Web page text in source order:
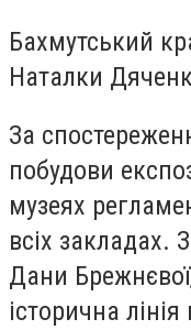
Бахмутський
Наталки
За
побудови
музеях
всіх закладах.
Дани
історична